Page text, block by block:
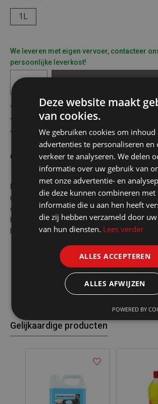
1L
We leveren met eigen vervoer, contacteer
persoonlijke leverkost!
Gratis verzending in België vanaf €75
Veilig online betalen
Advies op maat
Omschrijving
- Krachtig
reinigingsmiddel met een fris citroen parfum.
opglanzen, reinigen, ontvlekken en ontgeuren
huishoudelijke oppervlakken zoals spiegels,
badkamers, textiel ...
Gelijkaardige producten
Deze website maakt
van cookies.
We gebruiken cookies om inhoud
advertenties te personaliseren en
verkeer te analyseren. We delen
informatie over uw gebruik van
met onze advertentie- en
die deze kunnen combineren met
informatie die u aan hen heeft
die zij hebben verzameld door
van hun diensten. Lees verder
ALLES ACCEPTEREN
ALLES AFWIJZEN
POWERED BY